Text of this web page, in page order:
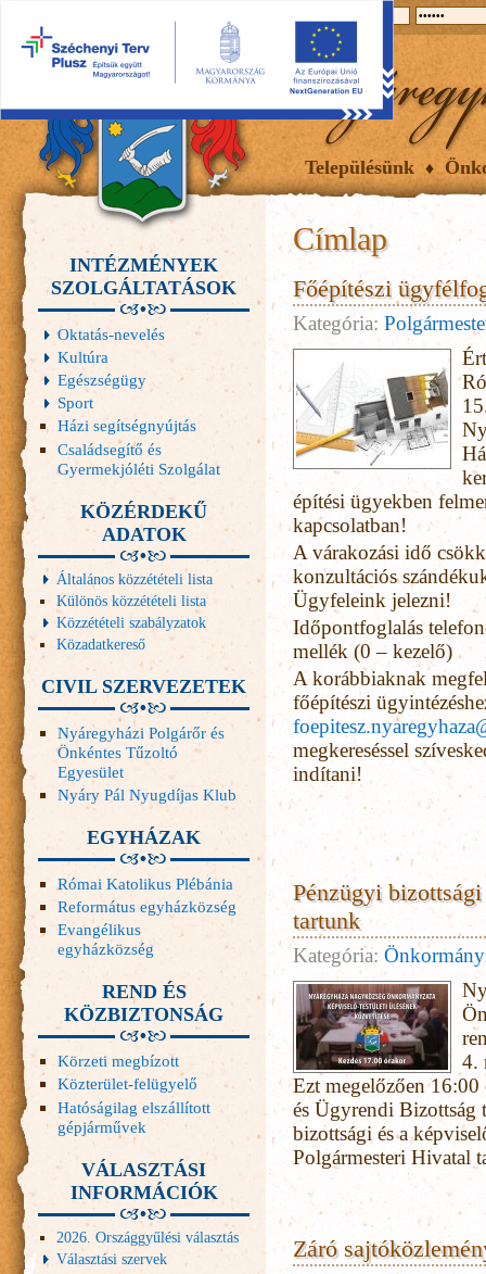
Településünk
Címlap
Főépítészi
Kategória:
építési ügyekben
kapcsolatban!
A várakozási idő
konzultációs
Ügyfeleink jelezni!
Időpontfoglalás
mellék (0 – kezelő)
A korábbiaknak
főépítészi
megkereséssel
indítani!
Pénzügyi
tartunk
Kategória:
4.
Ezt megelőzően 16:00
és Ügyrendi Bizottság
bizottsági és a
Polgármesteri Hivatal
Záró
INTÉZMÉNYEK
SZOLGÁLTATÁSOK
Oktatás-nevelés
Kultúra
Egészségügy
Sport
Házi segítségnyújtás
Családsegítő és
Gyermekjóléti Szolgálat
KÖZÉRDEKŰ
ADATOK
Általános közzétételi lista
Különös közzétételi lista
Közzétételi szabályzatok
Közadatkereső
CIVIL SZERVEZETEK
Nyáregyházi Polgárőr és
Önkéntes Tűzoltó
Egyesület
Nyáry Pál Nyugdíjas Klub
EGYHÁZAK
Római Katolikus Plébánia
Református egyházközség
Evangélikus
egyházközség
REND ÉS
KÖZBIZTONSÁG
Körzeti megbízott
Közterület-felügyelő
Hatóságilag elszállított
gépjárművek
VÁLASZTÁSI
INFORMÁCIÓK
2026. Országgyűlési választás
Választási szervek